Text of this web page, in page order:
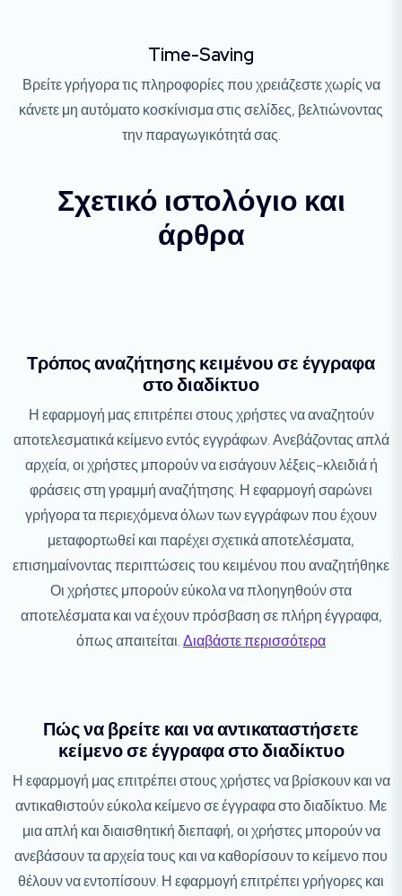
Time-Saving
Βρείτε γρήγορα τις πληροφορίες που χρειάζεστε χωρίς να
κάνετε μη αυτόματο κοσκίνισμα στις σελίδες, βελτιώνοντας
την παραγωγικότητά σας.
Σχετικό ιστολόγιο και
άρθρα
Τρόπος αναζήτησης κειμένου σε έγγραφα
στο διαδίκτυο
Η εφαρμογή μας επιτρέπει στους χρήστες να αναζητούν
αποτελεσματικά κείμενο εντός εγγράφων. Ανεβάζοντας απλά
αρχεία, οι χρήστες μπορούν να εισάγουν λέξεις-κλειδιά ή
φράσεις στη γραμμή αναζήτησης. Η εφαρμογή σαρώνει
γρήγορα τα περιεχόμενα όλων των εγγράφων που έχουν
μεταφορτωθεί και παρέχει σχετικά αποτελέσματα,
επισημαίνοντας περιπτώσεις του κειμένου που αναζητήθηκε
Οι χρήστες μπορούν εύκολα να πλοηγηθούν στα
αποτελέσματα και να έχουν πρόσβαση σε πλήρη έγγραφα,
όπως απαιτείται.Διαβάστε περισσότερα
Πώς να βρείτε και να αντικαταστήσετε
κείμενο σε έγγραφα στο διαδίκτυο
Η εφαρμογή μας επιτρέπει στους χρήστες να βρίσκουν και να
αντικαθιστούν εύκολα κείμενο σε έγγραφα στο διαδίκτυο. Με
μια απλή και διαισθητική διεπαφή, οι χρήστες μπορούν να
ανεβάσουν τα αρχεία τους και να καθορίσουν το κείμενο που
θέλουν να εντοπίσουν. Η εφαρμογή επιτρέπει γρήγορες και